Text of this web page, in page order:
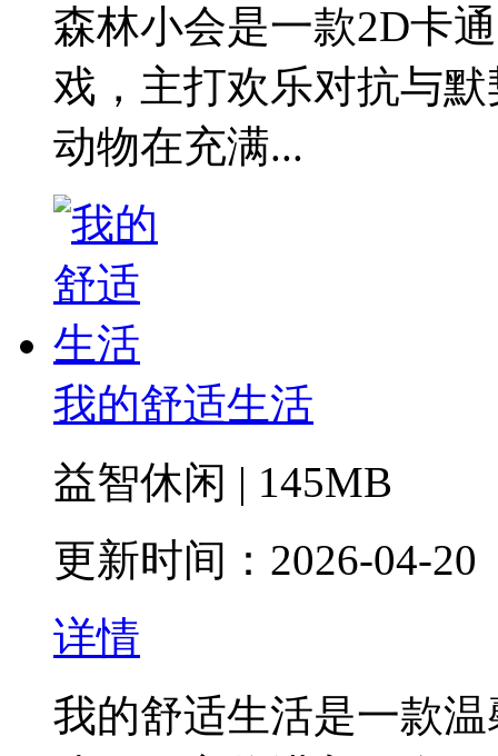
森林小会是一款2D卡
戏‌，主打欢乐对抗与
动物在充满...
我的舒适生活
益智休闲 | 145MB
更新时间：2026-04-20
详情
我的舒适生活是一款